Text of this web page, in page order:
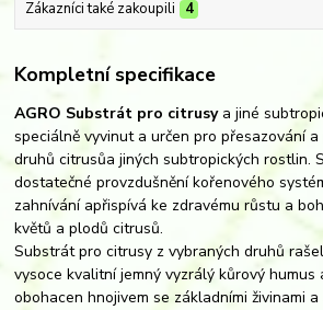
Zákazníci také zakoupili 4
Kompletní specifikace
AGRO Substrát pro citrusya jiné
speciálně vyvinut a určen pro přesazování
druhů citrusůa jiných subtropických rostlin.
dostatečné provzdušnění kořenového
zahnívání apřispívá ke zdravému růstu a
květů a plodů citrusů.
Substrát pro citrusy z vybraných druhů
vysoce kvalitní jemný vyzrálý kůrový humus
obohacen hnojivem se základními živinami